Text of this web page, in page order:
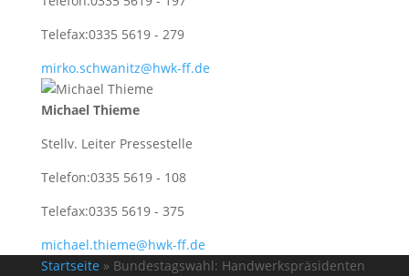
Telefax:0335 5619 - 279
mirko.schwanitz@hwk-ff.de
Michael Thieme
Stellv. Leiter Pressestelle
Telefon:0335 5619 - 108
Telefax:0335 5619 - 375
michael.thieme@hwk-ff.de
Startseite » Bundestagswahl: Handwerkspräsidenten